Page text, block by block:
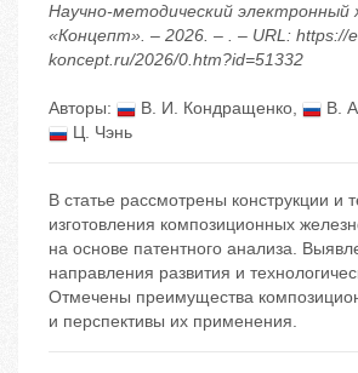
Научно-методический электронный
«Концепт». – 2026. – . – URL: https://
koncept.ru/2026/0.htm?id=51332
Авторы: В. И. Кондращенко, В.
Ц. Чэнь
В статье рассмотрены конструкции и
изготовления композиционных
на основе патентного анализа.
направления развития и
Отмечены преимущества
и перспективы их применения.